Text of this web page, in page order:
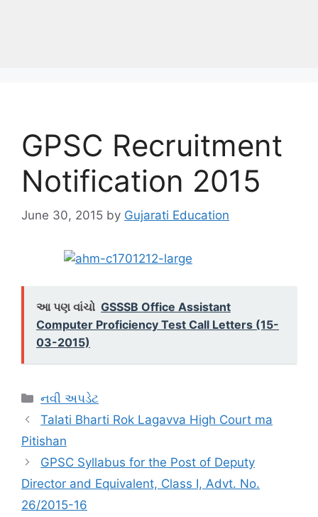
GPSC Recruitment
Notification 2015
June 30, 2015 by Gujarati Education
આ પણ વાંચો GSSSB Office Assistant
Computer Proficiency Test Call Letters (15-
03-2015)
Categories
નવી અપડેટ
Talati Bharti Rok Lagavva High Court ma
Pitishan
GPSC Syllabus for the Post of Deputy
Director and Equivalent, Class I, Advt. No.
26/2015-16